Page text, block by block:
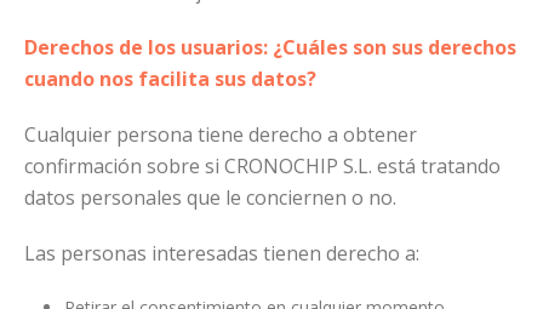
Derechos de los usuarios: ¿Cuáles son sus derechos
cuando nos facilita sus datos?
Cualquier persona tiene derecho a obtener
confirmación sobre si CRONOCHIP S.L. está tratando
datos personales que le conciernen o no.
Las personas interesadas tienen derecho a: